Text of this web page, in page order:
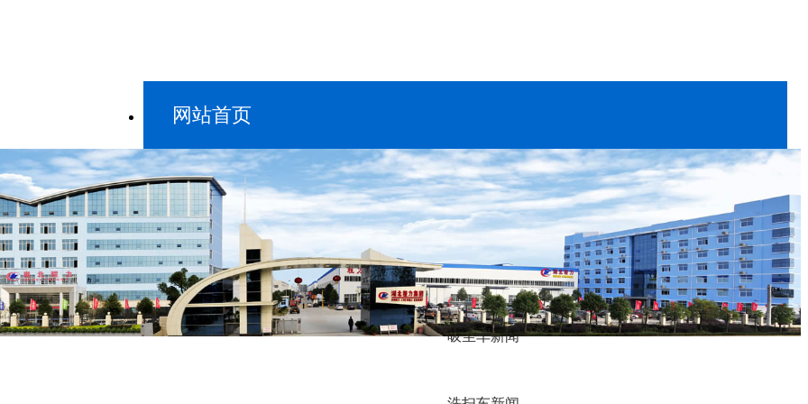
网站首页
新闻中心
洒水车资讯
吸尘车新闻